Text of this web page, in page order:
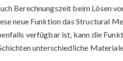
Berechnungszeit beim Lösen
neue Funktion das Structural
verfügbar ist, kann die
unterschiedliche